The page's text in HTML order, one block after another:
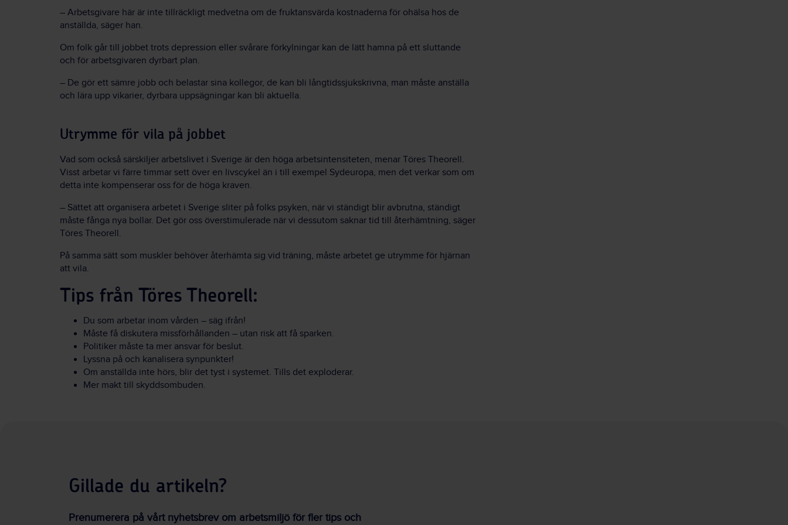
– Arbetsgivare här är inte tillräckligt medvetna om de fruktansvärda kostnaderna för ohälsa hos de
anställda, säger han.
Om folk går till jobbet trots depression eller svårare förkylningar kan de lätt hamna på ett sluttande
och för arbetsgivaren dyrbart plan.
– De gör ett sämre jobb och belastar sina kollegor, de kan bli långtidssjukskrivna, man måste anställa
och lära upp vikarier, dyrbara uppsägningar kan bli aktuella.
Utrymme för vila på jobbet
Vad som också särskiljer arbetslivet i Sverige är den höga arbetsintensiteten, menar Töres Theorell.
Visst arbetar vi färre timmar sett över en livscykel än i till exempel Sydeuropa, men det verkar som om
detta inte kompenserar oss för de höga kraven.
– Sättet att organisera arbetet i Sverige sliter på folks psyken, när vi ständigt blir avbrutna, ständigt
måste fånga nya bollar. Det gör oss överstimulerade när vi dessutom saknar tid till återhämtning, säger
Töres Theorell.
På samma sätt som muskler behöver återhämta sig vid träning, måste arbetet ge utrymme för hjärnan
att vila.
Tips från Töres Theorell:
Du som arbetar inom vården – säg ifrån!
Måste få diskutera missförhållanden – utan risk att få sparken.
Politiker måste ta mer ansvar för beslut.
Lyssna på och kanalisera synpunkter!
Om anställda inte hörs, blir det tyst i systemet. Tills det exploderar.
Mer makt till skyddsombuden.
Gillade du artikeln?
Prenumerera på vårt nyhetsbrev om arbetsmiljö för fler tips och